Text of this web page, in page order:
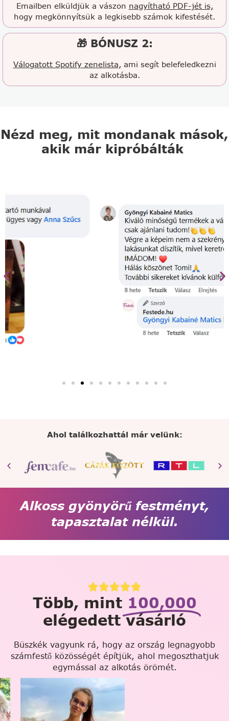
Emailben elküldjük a vászon nagyítható PDF-jét is,
hogy megkönnyítsük a legkisebb számok kifestését.
🎁 BÓNUSZ 2:
Válogatott Spotify zenelista, ami segít belefeledkezni
az alkotásba.
Nézd meg, mit mondanak mások,
akik már kipróbálták
Ahol találkozhattál már velünk:
Alkoss gyönyörű festményt,
tapasztalat nélkül.
Több, mint 100,000
elégedett vásárló
Büszkék vagyunk rá, hogy az ország legnagyobb
számfestő közösségét építjük, ahol megoszthatjuk
egymással az alkotás örömét.